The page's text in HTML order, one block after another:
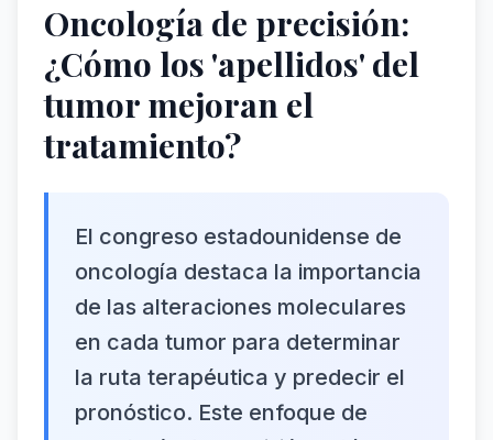
Oncología de precisión:
¿Cómo los 'apellidos' del
tumor mejoran el
tratamiento?
El congreso estadounidense de
oncología destaca la importancia
de las alteraciones moleculares
en cada tumor para determinar
la ruta terapéutica y predecir el
pronóstico. Este enfoque de